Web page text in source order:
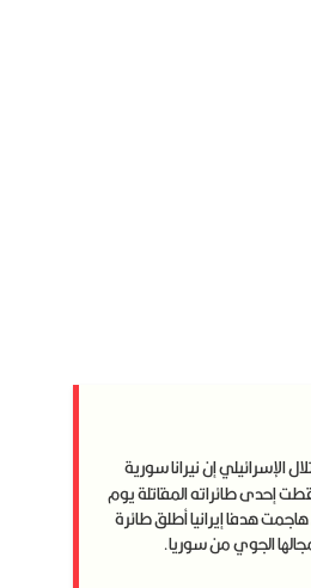
الإسرائيلي إن نيرانا سورية
إحدى طائراته المقاتلة يوم
هدفا إيرانيا أطلق طائرة
الجوي من سوريا.